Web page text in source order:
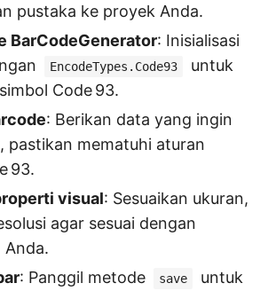
pustaka ke proyek Anda.
BarCodeGenerator: Inisialisasi
EncodeTypes.Code93
untuk
Code 93.
: Berikan data yang ingin
pastikan mematuhi aturan
93.
visual: Sesuaikan ukuran,
agar sesuai dengan
Anda.
: Panggil metode save
untuk